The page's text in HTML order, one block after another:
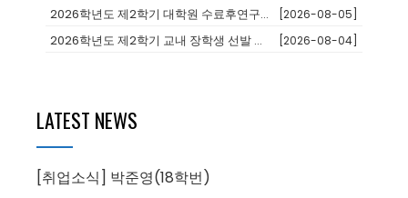
2026학년도 제2학기 대학원 수료후연구생 등록 안내 [2026-08-05]
2026학년도 제2학기 교내 장학생 선발 안내 [2026-08-04]
LATEST NEWS
[취업소식] 박준영(18학번)